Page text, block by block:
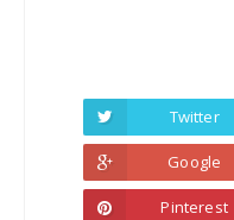
Twitter
Google
Pinterest